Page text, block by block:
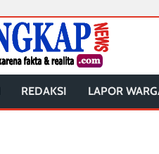
REDAKSI LAPOR